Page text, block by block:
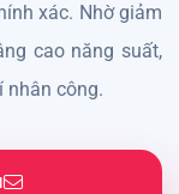
xác. Nhờ giảm
cao năng suất,
nhân công.